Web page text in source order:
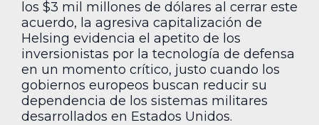
los $3 mil millones de dólares al cerrar este
acuerdo, la agresiva capitalización de
Helsing evidencia el apetito de los
inversionistas por la tecnología de defensa
en un momento crítico, justo cuando los
gobiernos europeos buscan reducir su
dependencia de los sistemas militares
desarrollados en Estados Unidos.